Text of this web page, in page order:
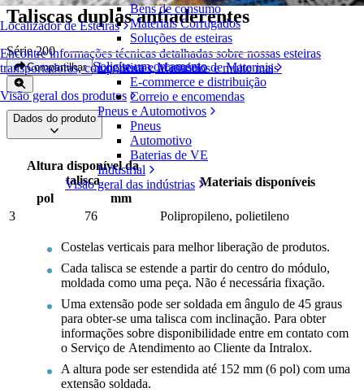
Localizador de Esteiras
Encontre informações técnicas detalhadas sobre nossas esteiras
transportadoras, componentes, acessórios e muito mais
Visão geral dos produtos
Bens de consumo
Materiais Corrugados
Soluções de esteiras
Logística e Manuseio de Materiais
E-commerce e distribuição
Correio e encomendas
Pneus e Automotivos
Pneus
Automotivo
Baterias de VE
Industrial
Visão geral das indústrias
Taliscas duplas antiaderentes
Série 200
Compartilhar Solicite um orçamento
Dados do produto
Altura disponível da
talisca
Materiais disponíveis
pol
mm
3
76 Polipropileno, polietileno
Costelas verticais para melhor liberação de produtos.
Cada talisca se estende a partir do centro do módulo,
moldada como uma peça. Não é necessária fixação.
Uma extensão pode ser soldada em ângulo de 45 graus
para obter-se uma talisca com inclinação. Para obter
informações sobre disponibilidade entre em contato com
o Serviço de Atendimento ao Cliente da Intralox.
A altura pode ser estendida até 152 mm (6 pol) com uma
extensão soldada.